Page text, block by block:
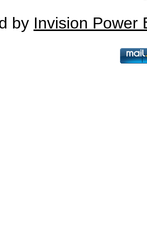
by Invision Power